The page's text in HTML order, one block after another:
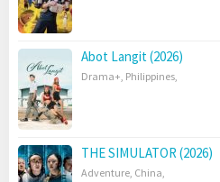
Abot Langit (2026)
Drama+, Philippines,
THE SIMULATOR (2026)
Adventure, China,